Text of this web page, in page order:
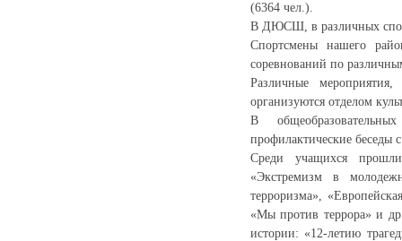
(6364 чел.).
В ДЮСШ, в различных
Спортсмены нашего
соревнований по
Различные
организуются отделом
В
профилактические беседы
Среди учащихся
«Экстремизм в
терроризма»,
«Мы против террора» и
истории: «12-летию